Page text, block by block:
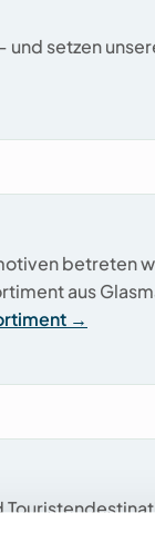
setzen
betreten
aus
→